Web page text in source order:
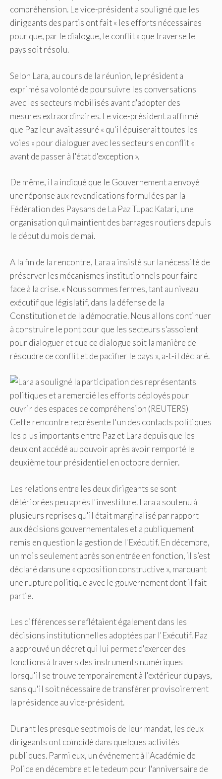
compréhension. Le vice-président a souligné que les
dirigeants des partis ont fait « les efforts nécessaires
pour que, par le dialogue, le conflit » que traverse le
pays soit résolu.
Selon Lara, au cours de la réunion, le président a
exprimé sa volonté de poursuivre les conversations
avec les secteurs mobilisés avant d'adopter des
mesures extraordinaires. Le vice-président a affirmé
que Paz leur avait assuré « qu'il épuiserait toutes les
voies » pour dialoguer avec les secteurs en conflit «
avant de passer à l'état d'exception ».
De même, il a indiqué que le Gouvernement a envoyé
une réponse aux revendications formulées par la
Fédération des Paysans de La Paz Tupac Katari, une
organisation qui maintient des barrages routiers depuis
le début du mois de mai.
A la fin de la rencontre, Lara a insisté sur la nécessité de
préserver les mécanismes institutionnels pour faire
face à la crise. « Nous sommes fermes, tant au niveau
exécutif que législatif, dans la défense de la
Constitution et de la démocratie. Nous allons continuer
à construire le pont pour que les secteurs s'assoient
pour dialoguer et que ce dialogue soit la manière de
résoudre ce conflit et de pacifier le pays », a-t-il déclaré.
Cette rencontre représente l'un des contacts politiques
les plus importants entre Paz et Lara depuis que les
deux ont accédé au pouvoir après avoir remporté le
deuxième tour présidentiel en octobre dernier.
Les relations entre les deux dirigeants se sont
détériorées peu après l'investiture. Lara a soutenu à
plusieurs reprises qu'il était marginalisé par rapport
aux décisions gouvernementales et a publiquement
remis en question la gestion de l'Exécutif. En décembre,
un mois seulement après son entrée en fonction, il s’est
déclaré dans une « opposition constructive », marquant
une rupture politique avec le gouvernement dont il fait
partie.
Les différences se reflétaient également dans les
décisions institutionnelles adoptées par l'Exécutif. Paz
a approuvé un décret qui lui permet d'exercer des
fonctions à travers des instruments numériques
lorsqu'il se trouve temporairement à l'extérieur du pays,
sans qu'il soit nécessaire de transférer provisoirement
la présidence au vice-président.
Durant les presque sept mois de leur mandat, les deux
dirigeants ont coïncidé dans quelques activités
publiques. Parmi eux, un événement à l'Académie de
Police en décembre et le tedeum pour l'anniversaire de